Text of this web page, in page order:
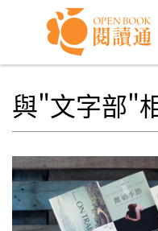
Skip to navigation
移至主內容
與"文字部"